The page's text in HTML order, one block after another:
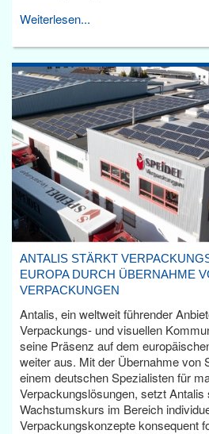
Weiterlesen...
ANTALIS STÄRKT
EUROPA DURCH ÜBERNAHME
VERPACKUNGEN
Antalis, ein weltweit führender
Verpackungs- und visuellen
seine Präsenz auf dem
weiter aus. Mit der Übernahme von
einem deutschen Spezialisten für
Verpackungslösungen, setzt
Wachstumskurs im Bereich
Verpackungskonzepte konsequent